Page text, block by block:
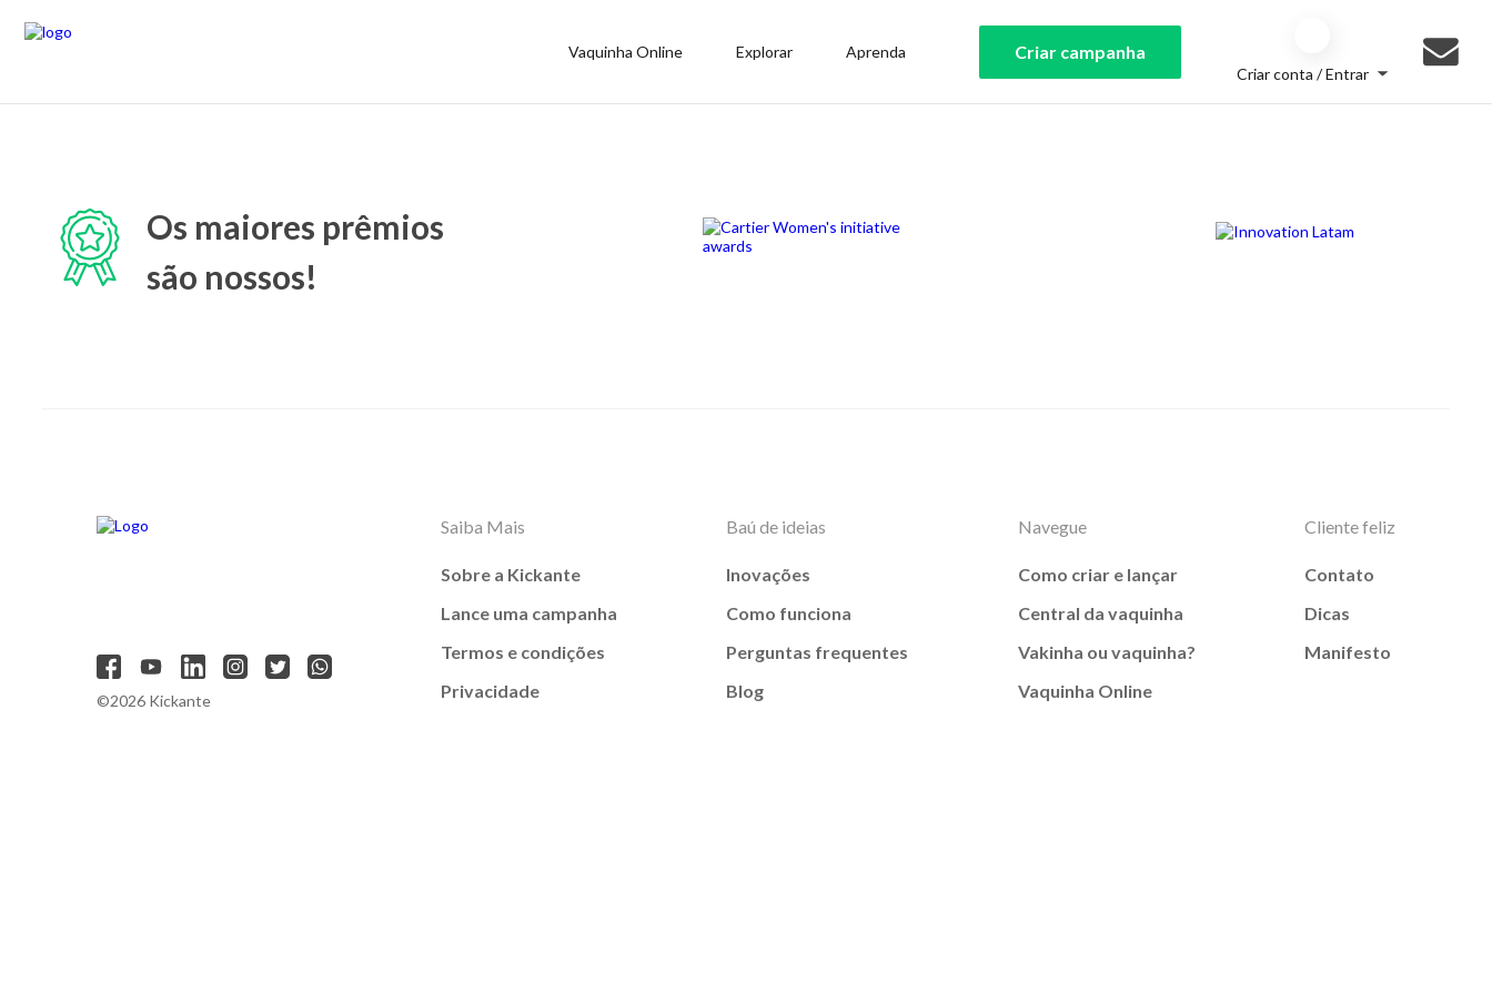
Vaquinha Online Explorar Aprenda Criar campanha
Criar conta / Entrar
Os maiores prêmios
são nossos!
©2026 Kickante
Saiba Mais
Sobre a Kickante
Lance uma campanha
Termos e condições
Privacidade
Baú de ideias
Inovações
Como funciona
Perguntas frequentes
Blog
Navegue
Como criar e lançar
Central da vaquinha
Vakinha ou vaquinha?
Vaquinha Online
Cliente feliz
Contato
Dicas
Manifesto